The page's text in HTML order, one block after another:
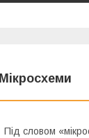
Мікросхеми
Під словом